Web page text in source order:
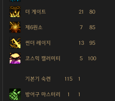
더 게이트 21 80
제6원소 7 85
썬더 레이지 13 95
코스믹 캘러미티 5 100
기본기 숙련 115 1
방어구 마스터리 1 1